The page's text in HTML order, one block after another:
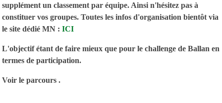
supplément un classement par équipe. Ainsi n'hésitez pas à
constituer vos groupes. Toutes les infos d'organisation bientôt via
le site dédié MN : ICI
L'objectif étant de faire mieux que pour le challenge de Ballan en
termes de participation.
Voir le parcours .